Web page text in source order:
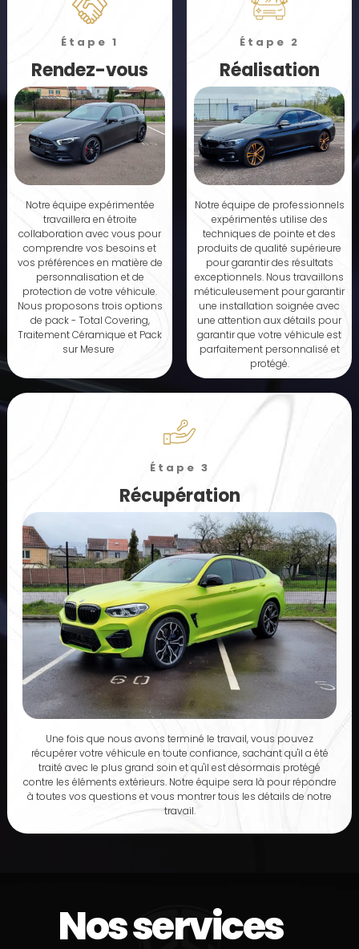
Étape 1
Rendez-vous
Notre équipe expérimentée
travaillera en étroite
collaboration avec vous pour
comprendre vos besoins et
vos préférences en matière de
personnalisation et de
protection de votre véhicule.
Nous proposons trois options
de pack - Total Covering,
Traitement Céramique et Pack
sur Mesure
Étape 2
Réalisation
Notre équipe de professionnels
expérimentés utilise des
techniques de pointe et des
produits de qualité supérieure
pour garantir des résultats
exceptionnels. Nous travaillons
méticuleusement pour garantir
une installation soignée avec
une attention aux détails pour
garantir que votre véhicule est
parfaitement personnalisé et
protégé.
Étape 3
Récupération
Une fois que nous avons terminé le travail, vous pouvez
récupérer votre véhicule en toute confiance, sachant qu'il a été
traité avec le plus grand soin et qu'il est désormais protégé
contre les éléments extérieurs. Notre équipe sera là pour répondre
à toutes vos questions et vous montrer tous les détails de notre
travail.
Nos services